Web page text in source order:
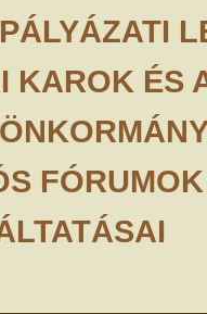
KAROK ÉS